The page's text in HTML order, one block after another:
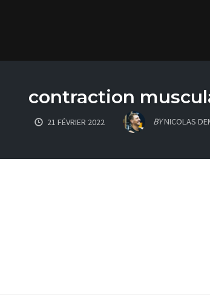
contraction
21 FÉVRIER 2022 BYNICOLAS